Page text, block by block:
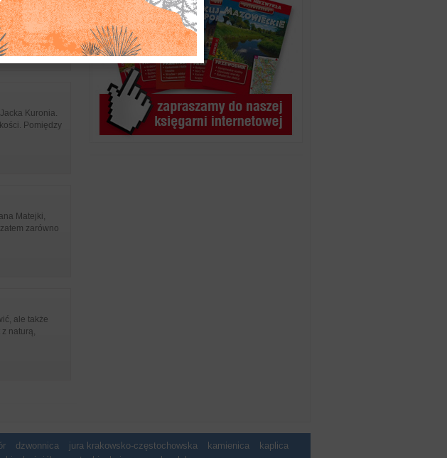
ze swoimi
Kuronia.
Pomiędzy
Matejki,
zarówno
ale także
naturą,
dzwonnica jura krakowsko-częstochowska kamienica
kaplica